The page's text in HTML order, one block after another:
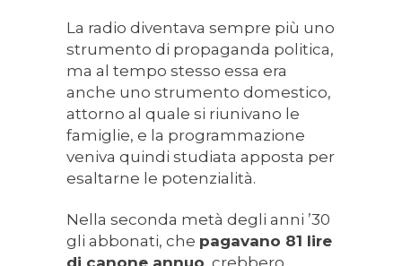
La radio diventava sempre più uno
strumento di propaganda politica,
ma al tempo stesso essa era
anche uno strumento domestico,
attorno al quale si riunivano le
famiglie, e la programmazione
veniva quindi studiata apposta per
esaltarne le potenzialità.
Nella seconda metà degli anni ’30
gli abbonati, che pagavano 81 lire